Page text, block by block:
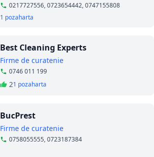
0217727556, 0723654442, 0747155808
1 pozaharta
Best Cleaning Experts
Firme de curatenie
0746 011 199
21 pozaharta
BucPrest
Firme de curatenie
0758055555, 0723187384